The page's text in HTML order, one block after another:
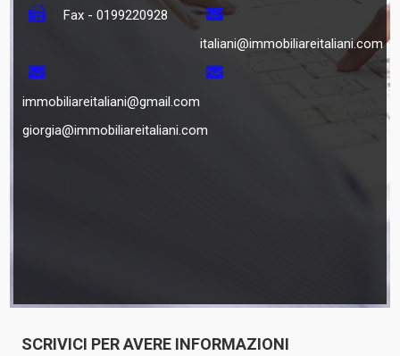
Fax - 0199220928
italiani@immobiliareitaliani.com
immobiliareitaliani@gmail.com
giorgia@immobiliareitaliani.com
SCRIVICI PER AVERE INFORMAZIONI